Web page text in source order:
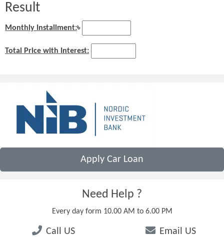
Result
Monthly Installment:৳
Total Price with Interest:
Apply Car Loan
Need Help ?
Every day form 10.00 AM to 6.00 PM
Call US Email US